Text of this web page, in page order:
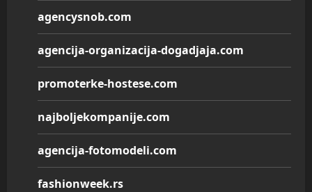
agencysnob.com
agencija-organizacija-dogadjaja.com
promoterke-hostese.com
najboljekompanije.com
agencija-fotomodeli.com
fashionweek.rs